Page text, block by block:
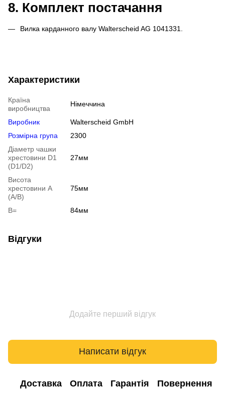
8. Комплект постачання
Вилка карданного валу Walterscheid AG 1041331.
Характеристики
Країна
виробництва
Німеччина
Виробник
Walterscheid GmbH
Розмірна група
2300
Діаметр чашки
хрестовини D1
(D1/D2)
27мм
Висота
хрестовини A
(A/B)
75мм
B= 84мм
Відгуки
Додайте перший відгук
Написати відгук
Доставка Оплата Гарантія Повернення